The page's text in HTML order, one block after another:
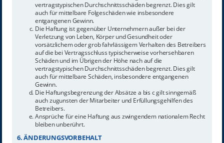
vertragstypischen Durchschnittsschäden begrenzt. Dies gilt
auch für mittelbare Folgeschäden wie insbesondere
entgangenen Gewinn.
Die Haftung ist gegenüber Unternehmern außer bei der
Verletzung von Leben, Körper und Gesundheit oder
vorsätzlichem oder grob fahrlässigem Verhalten des Betreibers
auf die bei Vertragsschluss typischerweise vorhersehbaren
Schäden und im Übrigen der Höhe nach auf die
vertragstypischen Durchschnittsschäden begrenzt. Dies gilt
auch für mittelbare Schäden, insbesondere entgangenen
Gewinn.
Die Haftungsbegrenzung der Absätze a bis c gilt sinngemäß
auch zugunsten der Mitarbeiter und Erfüllungsgehilfen des
Betreibers.
Ansprüche für eine Haftung aus zwingendem nationalem Recht
bleiben unberührt.
6. ÄNDERUNGSVORBEHALT